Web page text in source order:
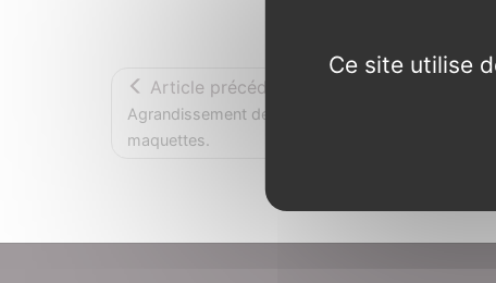
Article précédent
Agrandissement de la salle d’exposition des
maquettes.
Ce site utilise